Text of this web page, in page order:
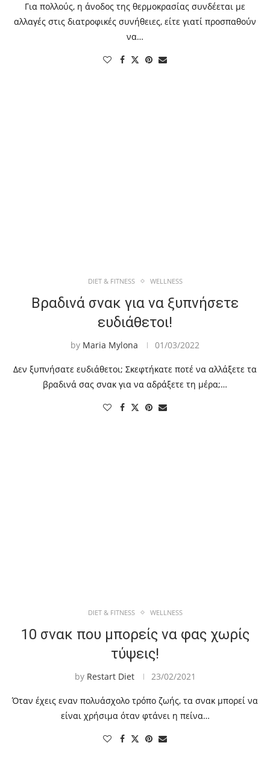
Για πολλούς, η άνοδος της θερμοκρασίας συνδέεται με
αλλαγές στις διατροφικές συνήθειες, είτε γιατί προσπαθούν
να…
DIET & FITNESS WELLNESS
Βραδινά σνακ για να ξυπνήσετε
ευδιάθετοι!
by Maria Mylona 01/03/2022
Δεν ξυπνήσατε ευδιάθετοι; Σκεφτήκατε ποτέ να αλλάξετε τα
βραδινά σας σνακ για να αδράξετε τη μέρα;…
DIET & FITNESS WELLNESS
10 σνακ που μπορείς να φας χωρίς
τύψεις!
by Restart Diet 23/02/2021
Όταν έχεις εναν πολυάσχολο τρόπο ζωής, τα σνακ μπορεί να
είναι χρήσιμα όταν φτάνει η πείνα…